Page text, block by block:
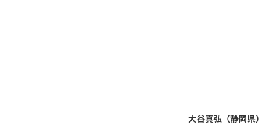
大谷真弘（静岡県）